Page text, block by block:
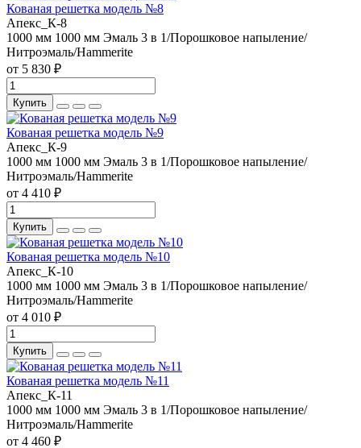
Кованая решетка модель №8
Апекс_К-8
1000 мм 1000 мм Эмаль 3 в 1/Порошковое напыление/
Нитроэмаль/Hammerite
от 5 830 ₽
Купить
Кованая решетка модель №9
Апекс_К-9
1000 мм 1000 мм Эмаль 3 в 1/Порошковое напыление/
Нитроэмаль/Hammerite
от 4 410 ₽
Купить
Кованая решетка модель №10
Апекс_К-10
1000 мм 1000 мм Эмаль 3 в 1/Порошковое напыление/
Нитроэмаль/Hammerite
от 4 010 ₽
Купить
Кованая решетка модель №11
Апекс_К-11
1000 мм 1000 мм Эмаль 3 в 1/Порошковое напыление/
Нитроэмаль/Hammerite
от 4 460 ₽